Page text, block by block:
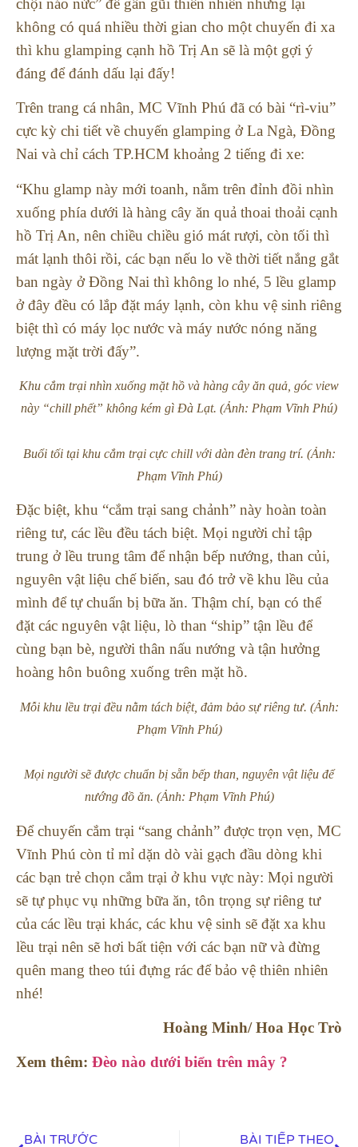
chội náo nức” để gần gũi thiên nhiên nhưng lại
không có quá nhiều thời gian cho một chuyến đi xa
thì khu glamping cạnh hồ Trị An sẽ là một gợi ý
đáng để đánh dấu lại đấy!
Trên trang cá nhân, MC Vĩnh Phú đã có bài “rì-viu”
cực kỳ chi tiết về chuyến glamping ở La Ngà, Đồng
Nai và chỉ cách TP.HCM khoảng 2 tiếng đi xe:
“Khu glamp này mới toanh, nằm trên đỉnh đồi nhìn
xuống phía dưới là hàng cây ăn quả thoai thoải cạnh
hồ Trị An, nên chiều chiều gió mát rượi, còn tối thì
mát lạnh thôi rồi, các bạn nếu lo về thời tiết nắng gắt
ban ngày ở Đồng Nai thì không lo nhé, 5 lều glamp
ở đây đều có lắp đặt máy lạnh, còn khu vệ sinh riêng
biệt thì có máy lọc nước và máy nước nóng năng
lượng mặt trời đấy”.
Khu cắm trại nhìn xuống mặt hồ và hàng cây ăn quả, góc view
này “chill phết” không kém gì Đà Lạt. (Ảnh: Phạm Vĩnh Phú)
Buổi tối tại khu cắm trại cực chill với dàn đèn trang trí. (Ảnh:
Phạm Vĩnh Phú)
Đặc biệt, khu “cắm trại sang chảnh” này hoàn toàn
riêng tư, các lều đều tách biệt. Mọi người chỉ tập
trung ở lều trung tâm để nhận bếp nướng, than củi,
nguyên vật liệu chế biến, sau đó trở về khu lều của
mình để tự chuẩn bị bữa ăn. Thậm chí, bạn có thể
đặt các nguyên vật liệu, lò than “ship” tận lều để
cùng bạn bè, người thân nấu nướng và tận hưởng
hoàng hôn buông xuống trên mặt hồ.
Mỗi khu lều trại đều nằm tách biệt, đảm bảo sự riêng tư. (Ảnh:
Phạm Vĩnh Phú)
Mọi người sẽ được chuẩn bị sẵn bếp than, nguyên vật liệu để
nướng đồ ăn. (Ảnh: Phạm Vĩnh Phú)
Để chuyến cắm trại “sang chảnh” được trọn vẹn, MC
Vĩnh Phú còn tỉ mỉ dặn dò vài gạch đầu dòng khi
các bạn trẻ chọn cắm trại ở khu vực này: Mọi người
sẽ tự phục vụ những bữa ăn, tôn trọng sự riêng tư
của các lều trại khác, các khu vệ sinh sẽ đặt xa khu
lều trại nên sẽ hơi bất tiện với các bạn nữ và đừng
quên mang theo túi đựng rác để bảo vệ thiên nhiên
nhé!
Hoàng Minh/ Hoa Học Trò
Xem thêm: Đèo nào dưới biển trên mây ?
BÀI TRƯỚC BÀI TIẾP THEO